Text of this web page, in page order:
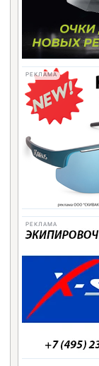
РЕКЛАМА
РЕКЛАМА